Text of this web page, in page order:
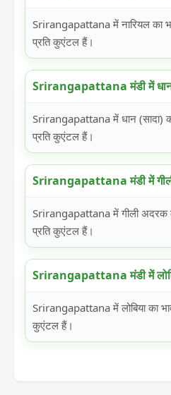
Srirangapattana में नारियल
प्रति कुएंटल हैं।
Srirangapattana मंडी में धान
Srirangapattana में धान
प्रति कुएंटल हैं।
Srirangapattana मंडी में
Srirangapattana में गीली
प्रति कुएंटल हैं।
Srirangapattana मंडी में
Srirangapattana में लोबिया का
कुएंटल हैं।